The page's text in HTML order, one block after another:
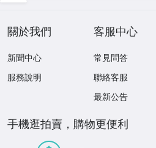
關於我們
新聞中心
服務說明
客服中心
常見問答
聯絡客服
最新公告
手機逛拍賣，購物更便利